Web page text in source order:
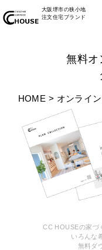
大阪堺市の狭小地
注文住宅ブランド
無料
HOME > オンライ
CC HOUSEの家づ
いろんな
無料ダ